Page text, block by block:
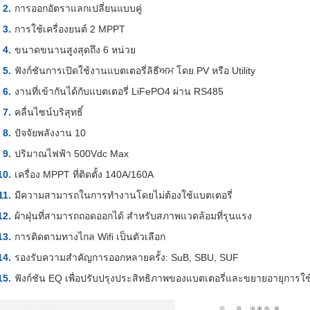
การออกอัตราแลกเปลี่ยนแบบคู่
การใช้เครื่องยนต์ 2 MPPT
ขนาดขนานสูงสุดถึง 6 หน่วย
ฟังก์ชันการเปิดใช้งานแบตเตอรี่ลิธีਅਮ โดย PV หรือ Utility
งานที่เข้ากันได้กับแบตเตอรี่ LiFePO4 ผ่าน RS485
คลื่นไซน์บริสุทธิ์
ปัจจัยพลังงาน 10
ปริมาณไฟฟ้า 500Vdc Max
เครื่อง MPPT ที่ติดตั้ง 140A/160A
มีความสามารถในการทํางานโดยไม่ต้องใช้แบตเตอรี่
ผ้าฝุ่นที่สามารถถอดออกได้ สําหรับสภาพแวดล้อมที่รุนแรง
การติดตามทางไกล Wifi เป็นตัวเลือก
รองรับความสําคัญการออกหลายครั้ง: SuB, SBU, SUF
ฟังก์ชัน EQ เพื่อปรับปรุงประสิทธิภาพของแบตเตอรี่และขยายอายุการใ